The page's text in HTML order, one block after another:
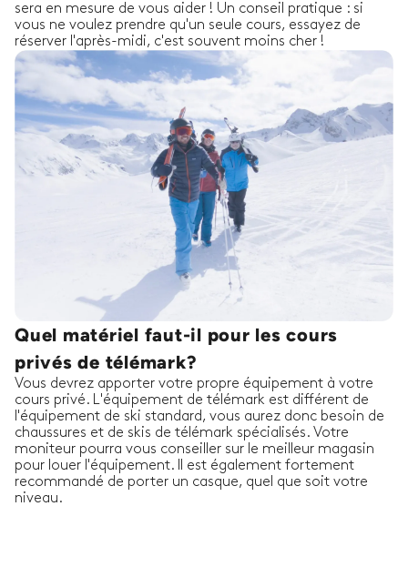
sera en mesure de vous aider ! Un conseil pratique : si
vous ne voulez prendre qu'un seule cours, essayez de
réserver l'après-midi, c'est souvent moins cher !
Quel matériel faut-il pour les cours
privés de télémark?
Vous devrez apporter votre propre équipement à votre
cours privé. L'équipement de télémark est différent de
l'équipement de ski standard, vous aurez donc besoin de
chaussures et de skis de télémark spécialisés. Votre
moniteur pourra vous conseiller sur le meilleur magasin
pour louer l'équipement. Il est également fortement
recommandé de porter un casque, quel que soit votre
niveau.